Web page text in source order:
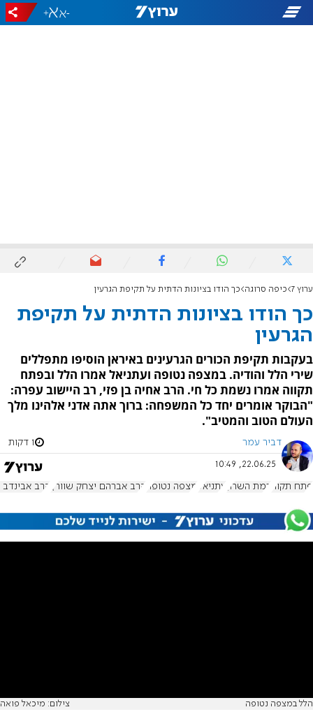
-
+
ערוץ 7 כיפה סרוגה כך הודו בציונות הדתית על תקיפת הגרעין
כך הודו בציונות הדתית על תקיפת
הגרעין
בעקבות תקיפת הכורים הגרעינים באיראן הוסיפו מתפללים
שירי הלל והודיה. במצפה נטופה ועתניאל אמרו הלל ובפתח
תקווה אמרו נשמת כל חי. הרב אחיה בן פזי, רב היישוב עפרה:
"הבוקר אומרים יחד כל המשפחה: ברוך אתה אדני אלהינו מלך
העולם הטוב והמטיב".
דביר עמר 1 דקות
22.06.25, 10:49
פתח תקוה רמת השרון עתניאל מצפה נטופה הרב אברהם יצחק שוורץ הרב
הלל במצפה נטופה צילום: מיכאל פואה